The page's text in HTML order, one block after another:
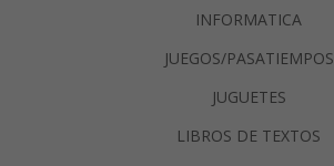
INFORMATICA
JUEGOS/PASATIEMPOS
JUGUETES
LIBROS DE TEXTOS